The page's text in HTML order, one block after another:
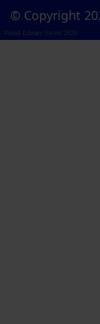
© Copyright
Visual Library Server 2026